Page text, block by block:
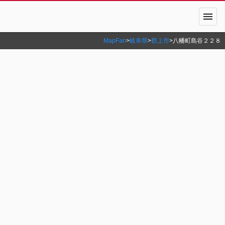
menu
MapFan>岐阜県>郡上市>八幡町島谷２２８